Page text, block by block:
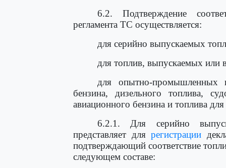
6.2. Подтверждение
регламента ТС осуществляется:
для серийно выпускаемых
для топлив, выпускаемых
для опытно-
бензина, дизельного топлива,
авиационного бензина и топлива
6.2.1. Для серийно
представляет длярегистрации
подтверждающий соответствие
следующем составе: